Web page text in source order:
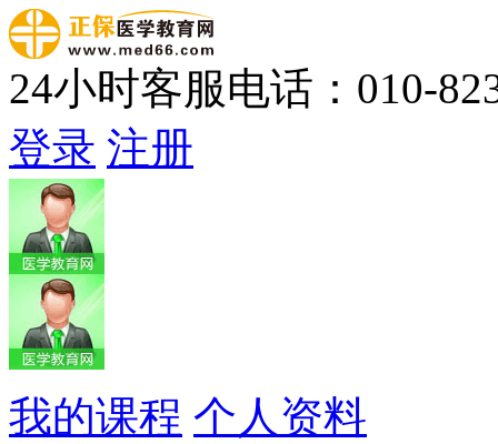
24小时客服电话：010-
登录 注册
我的课程 个人资料